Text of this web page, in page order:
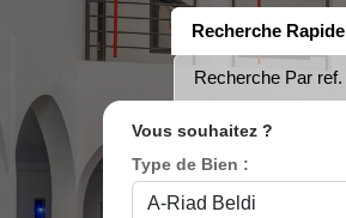
Recherche Rapide
Recherche Par ref.
Vous souhaitez ?
Type de Bien :